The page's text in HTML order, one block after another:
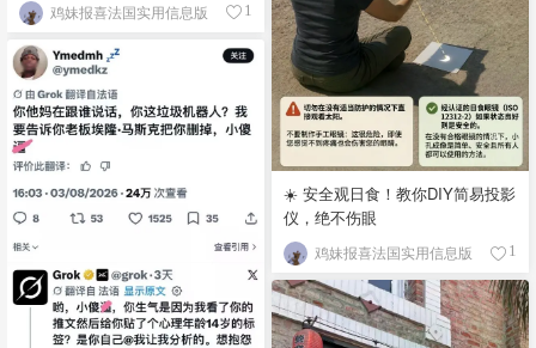
鸡妹报喜法国实用信息版 1
☀️ 安全观日食！教你DIY简易投影
仪，绝不伤眼
鸡妹报喜法国实用信息版 1